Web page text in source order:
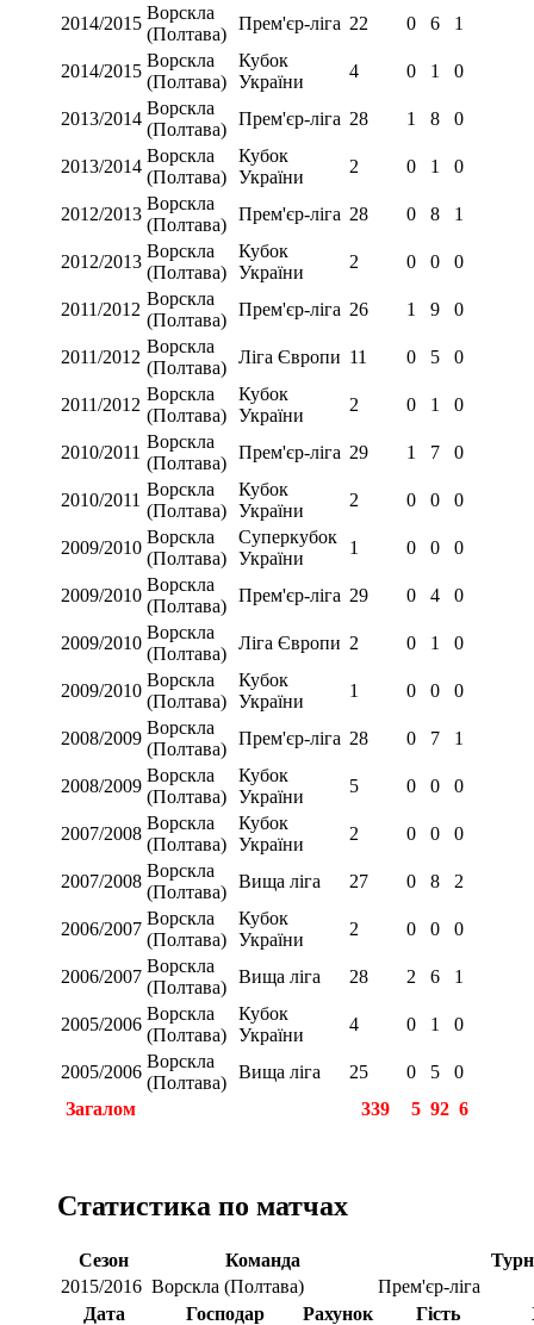
2014/2015
Ворскла
(Полтава)
Прем'єр-ліга 22 0 6 1
2014/2015
Ворскла
(Полтава)
Кубок
України
4 0 1 0
2013/2014
Ворскла
(Полтава)
Прем'єр-ліга 28 1 8 0
2013/2014
Ворскла
(Полтава)
Кубок
України
2 0 1 0
2012/2013
Ворскла
(Полтава)
Прем'єр-ліга 28 0 8 1
2012/2013
Ворскла
(Полтава)
Кубок
України
2 0 0 0
2011/2012
Ворскла
(Полтава)
Прем'єр-ліга 26 1 9 0
2011/2012
Ворскла
(Полтава)
Ліга Європи 11 0 5 0
2011/2012
Ворскла
(Полтава)
Кубок
України
2 0 1 0
2010/2011
Ворскла
(Полтава)
Прем'єр-ліга 29 1 7 0
2010/2011
Ворскла
(Полтава)
Кубок
України
2 0 0 0
2009/2010
Ворскла
(Полтава)
Суперкубок
України
1 0 0 0
2009/2010
Ворскла
(Полтава)
Прем'єр-ліга 29 0 4 0
2009/2010
Ворскла
(Полтава)
Ліга Європи 2 0 1 0
2009/2010
Ворскла
(Полтава)
Кубок
України
1 0 0 0
2008/2009
Ворскла
(Полтава)
Прем'єр-ліга 28 0 7 1
2008/2009
Ворскла
(Полтава)
Кубок
України
5 0 0 0
2007/2008
Ворскла
(Полтава)
Кубок
України
2 0 0 0
2007/2008
Ворскла
(Полтава)
Вища ліга 27 0 8 2
2006/2007
Ворскла
(Полтава)
Кубок
України
2 0 0 0
2006/2007
Ворскла
(Полтава)
Вища ліга 28 2 6 1
2005/2006
Ворскла
(Полтава)
Кубок
України
4 0 1 0
2005/2006
Ворскла
(Полтава)
Вища ліга 25 0 5
0
Загалом
339 5 92 6
Статистика по матчах
Сезон Команда
2015/2016 Ворскла (Полтава)
Прем'єр-ліга
Дата
Господар Рахунок Гість